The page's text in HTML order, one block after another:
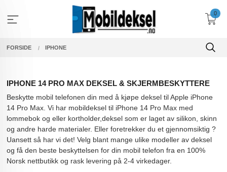
innholdet
0
FORSIDE IPHONE
IPHONE 14 PRO MAX DEKSEL & SKJERMBESKYTTERE
Beskytte mobil telefonen din med å kjøpe deksel til Apple iPhone
14 Pro Max. Vi har mobildeksel til iPhone 14 Pro Max med
lommebok og eller kortholder,deksel som er laget av silikon, skinn
og andre harde materialer. Eller foretrekker du et gjennomsiktig ?
Uansett så har vi det! Velg blant mange ulike modeller av deksel
og få den beste beskyttelsen for din mobil telefon fra en 100%
Norsk nettbutikk og rask levering på 2-4 virkedager.